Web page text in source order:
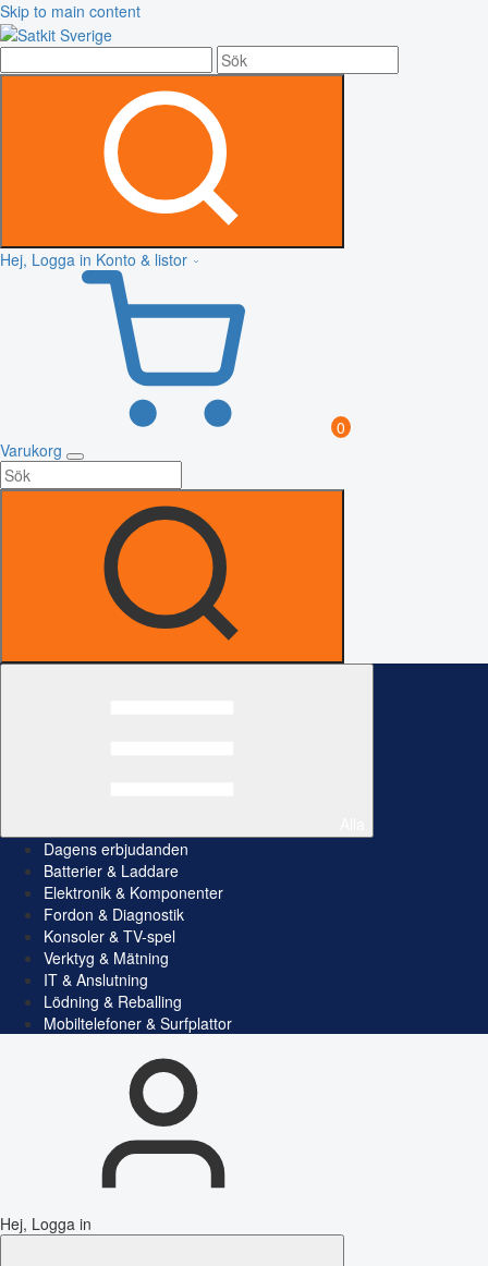
Skip to main content
Hej, Logga in Konto & listor
0
Varukorg
Dagens erbjudanden
Batterier & Laddare
Elektronik & Komponenter
Fordon & Diagnostik
Konsoler & TV-spel
Verktyg & Mätning
IT & Anslutning
Lödning & Reballing
Mobiltelefoner & Surfplattor
Hej, Logga in